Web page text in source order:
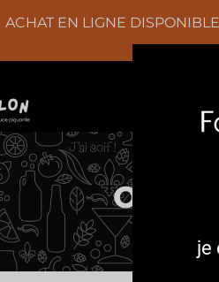
ACHAT EN LIGNE
je